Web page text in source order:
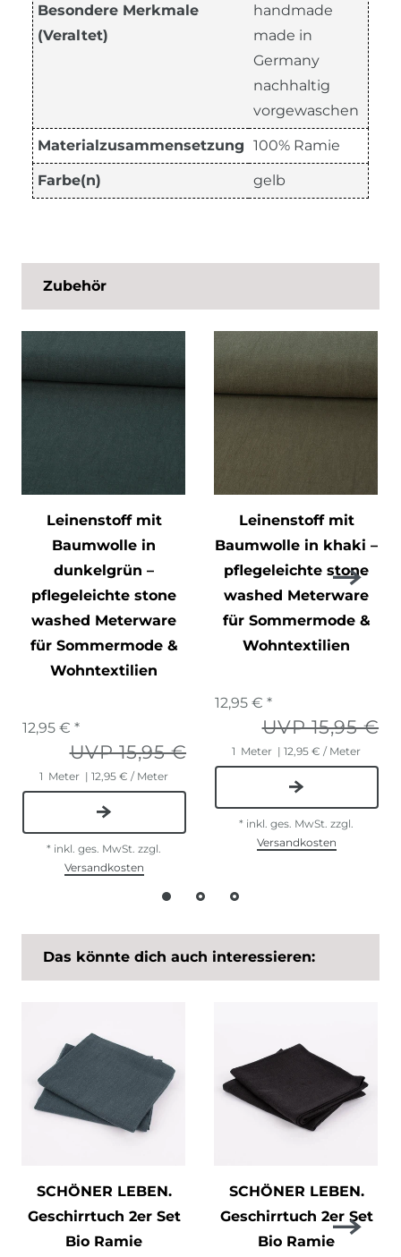
Besondere Merkmale
(Veraltet)
handmade
made in
Germany
nachhaltig
vorgewaschen
Materialzusammensetzung 100% Ramie
Farbe(n) gelb
Zubehör
Leinenstoff mit
Baumwolle in
dunkelgrün –
pflegeleichte stone
washed Meterware
für Sommermode &
Wohntextilien
UVP 15,95 €
12,95 € *
1 Meter | 12,95 € / Meter
* inkl. ges. MwSt. zzgl.
Versandkosten
Leinenstoff mit
Baumwolle in khaki –
pflegeleichte stone
washed Meterware
für Sommermode &
Wohntextilien
UVP 15,95 €
12,95 € *
1 Meter | 12,95 € / Meter
* inkl. ges. MwSt. zzgl.
Versandkosten
Das könnte dich auch interessieren:
SCHÖNER LEBEN.
Geschirrtuch 2er Set
Bio Ramie
SCHÖNER LEBEN.
Geschirrtuch 2er Set
Bio Ramie